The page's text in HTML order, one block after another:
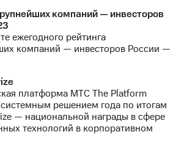
компаний — инвесторов
ежегодного рейтинга
компаний — инвесторов России —
платформа МТС The Platform
решением года по итогам
— национальной награды в сфере
технологий в корпоративном